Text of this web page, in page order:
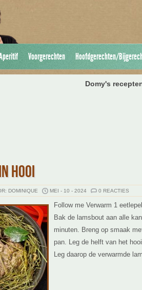
Voorgerechten Hoofdgerechten/
Domy's
HOOI
DOMINIQUE MEI - 10 - 2024 0 REACTIES
Follow me Verwarm 1
Bak de lamsbout aan alle
minuten. Breng op smaak
pan. Leg de helft van het
Leg daarop de verwarmde